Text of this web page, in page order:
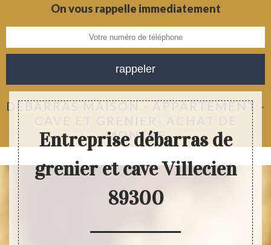
On vous rappelle immediatement
DÉBARRAS MAISON - APPARTEMENT -
CAVE ET GRENIER- ACHAT DE
MONTRE
Entreprise débarras de
grenier et cave Villecien
89300